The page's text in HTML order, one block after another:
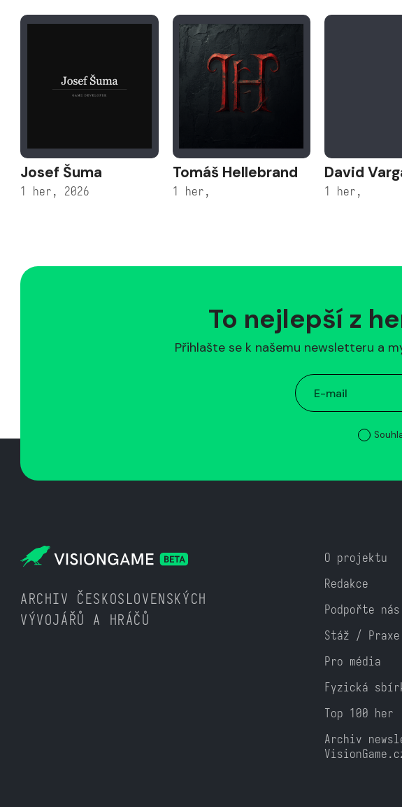
Josef Šuma
1 her, 2026
Tomáš Hellebrand
1 her,
David
1 her,
To nejlepší z
Přihlašte se k našemu newsletteru a
ARCHIV ČESKOSLOVENSKÝCH
VÝVOJÁŘŮ A HRÁČŮ
O projektu
Redakce
Podpořte nás
Stáž / Praxe
Pro média
Fyzická
Top 100 her
Archiv